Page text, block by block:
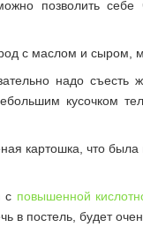
позволить
с маслом и сыром,
надо съесть
кусочком
картошка, что
с повышенной
в постель, будет